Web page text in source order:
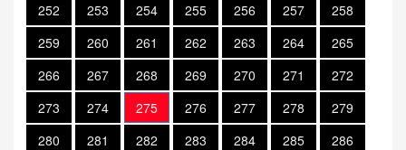
252
253 254 255 256 257
258
259
260 261 262 263 264
265
266
267 268 269 270 271
272
273
274 275 276 277 278
279
280
281 282 283 284 285
286